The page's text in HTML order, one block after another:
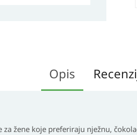
Opis
za žene koje preferiraju nježnu,